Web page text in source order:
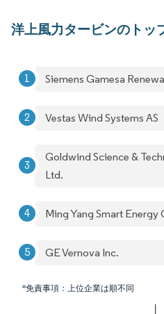
洋上風力タービンのトッ
Siemens Gamesa
Vestas Wind Systems AS
Goldwind Science &
Ltd.
Ming Yang Smart Energy
GE Vernova Inc.
*免責事項：上位企業は順不同